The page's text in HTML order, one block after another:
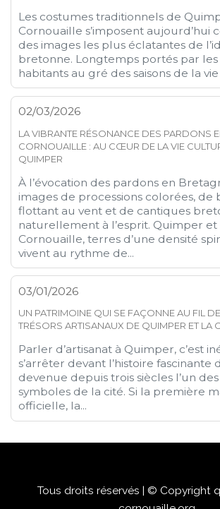
Les costumes traditionnels de
Cornouaille s’imposent aujourd’hui
des images les plus éclatantes de
bretonne. Longtemps portés par
habitants au gré des saisons de la vie
02/03/2026
LA VIBRANTE RÉSONANCE DES PARDONS
CORNOUAILLE : AU CŒUR DE LA VIE
QUIMPER
À l’évocation des pardons en
images de processions colorées, de
flottant au vent et de cantiques
naturellement à l’esprit. Quimper et
Cornouaille, terres d’une densité
vivent au rythme de...
03/01/2026
UN PATRIMOINE QUI SE FAÇONNE AU FIL
TRÉSORS ARTISANAUX DE QUIMPER ET LA
Parler d’artisanat à Quimper, c’est
s’arrêter devant l’histoire fascinante
devenue depuis trois siècles l’un
symboles de la cité. Si la première
officielle, la...
Tous droits réservés | © Copyright